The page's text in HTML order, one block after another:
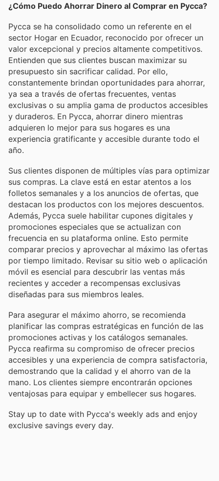
¿Cómo Puedo Ahorrar Dinero al Comprar en Pycca?
Pycca se ha consolidado como un referente en el
sector Hogar en Ecuador, reconocido por ofrecer un
valor excepcional y precios altamente competitivos.
Entienden que sus clientes buscan maximizar su
presupuesto sin sacrificar calidad. Por ello,
constantemente brindan oportunidades para ahorrar,
ya sea a través de ofertas frecuentes, ventas
exclusivas o su amplia gama de productos accesibles
y duraderos. En Pycca, ahorrar dinero mientras
adquieren lo mejor para sus hogares es una
experiencia gratificante y accesible durante todo el
año.
Sus clientes disponen de múltiples vías para optimizar
sus compras. La clave está en estar atentos a los
folletos semanales y a los anuncios de ofertas, que
destacan los productos con los mejores descuentos.
Además, Pycca suele habilitar cupones digitales y
promociones especiales que se actualizan con
frecuencia en su plataforma online. Esto permite
comparar precios y aprovechar al máximo las ofertas
por tiempo limitado. Revisar su sitio web o aplicación
móvil es esencial para descubrir las ventas más
recientes y acceder a recompensas exclusivas
diseñadas para sus miembros leales.
Para asegurar el máximo ahorro, se recomienda
planificar las compras estratégicas en función de las
promociones activas y los catálogos semanales.
Pycca reafirma su compromiso de ofrecer precios
accesibles y una experiencia de compra satisfactoria,
demostrando que la calidad y el ahorro van de la
mano. Los clientes siempre encontrarán opciones
ventajosas para equipar y embellecer sus hogares.
Stay up to date with Pycca's weekly ads and enjoy
exclusive savings every day.